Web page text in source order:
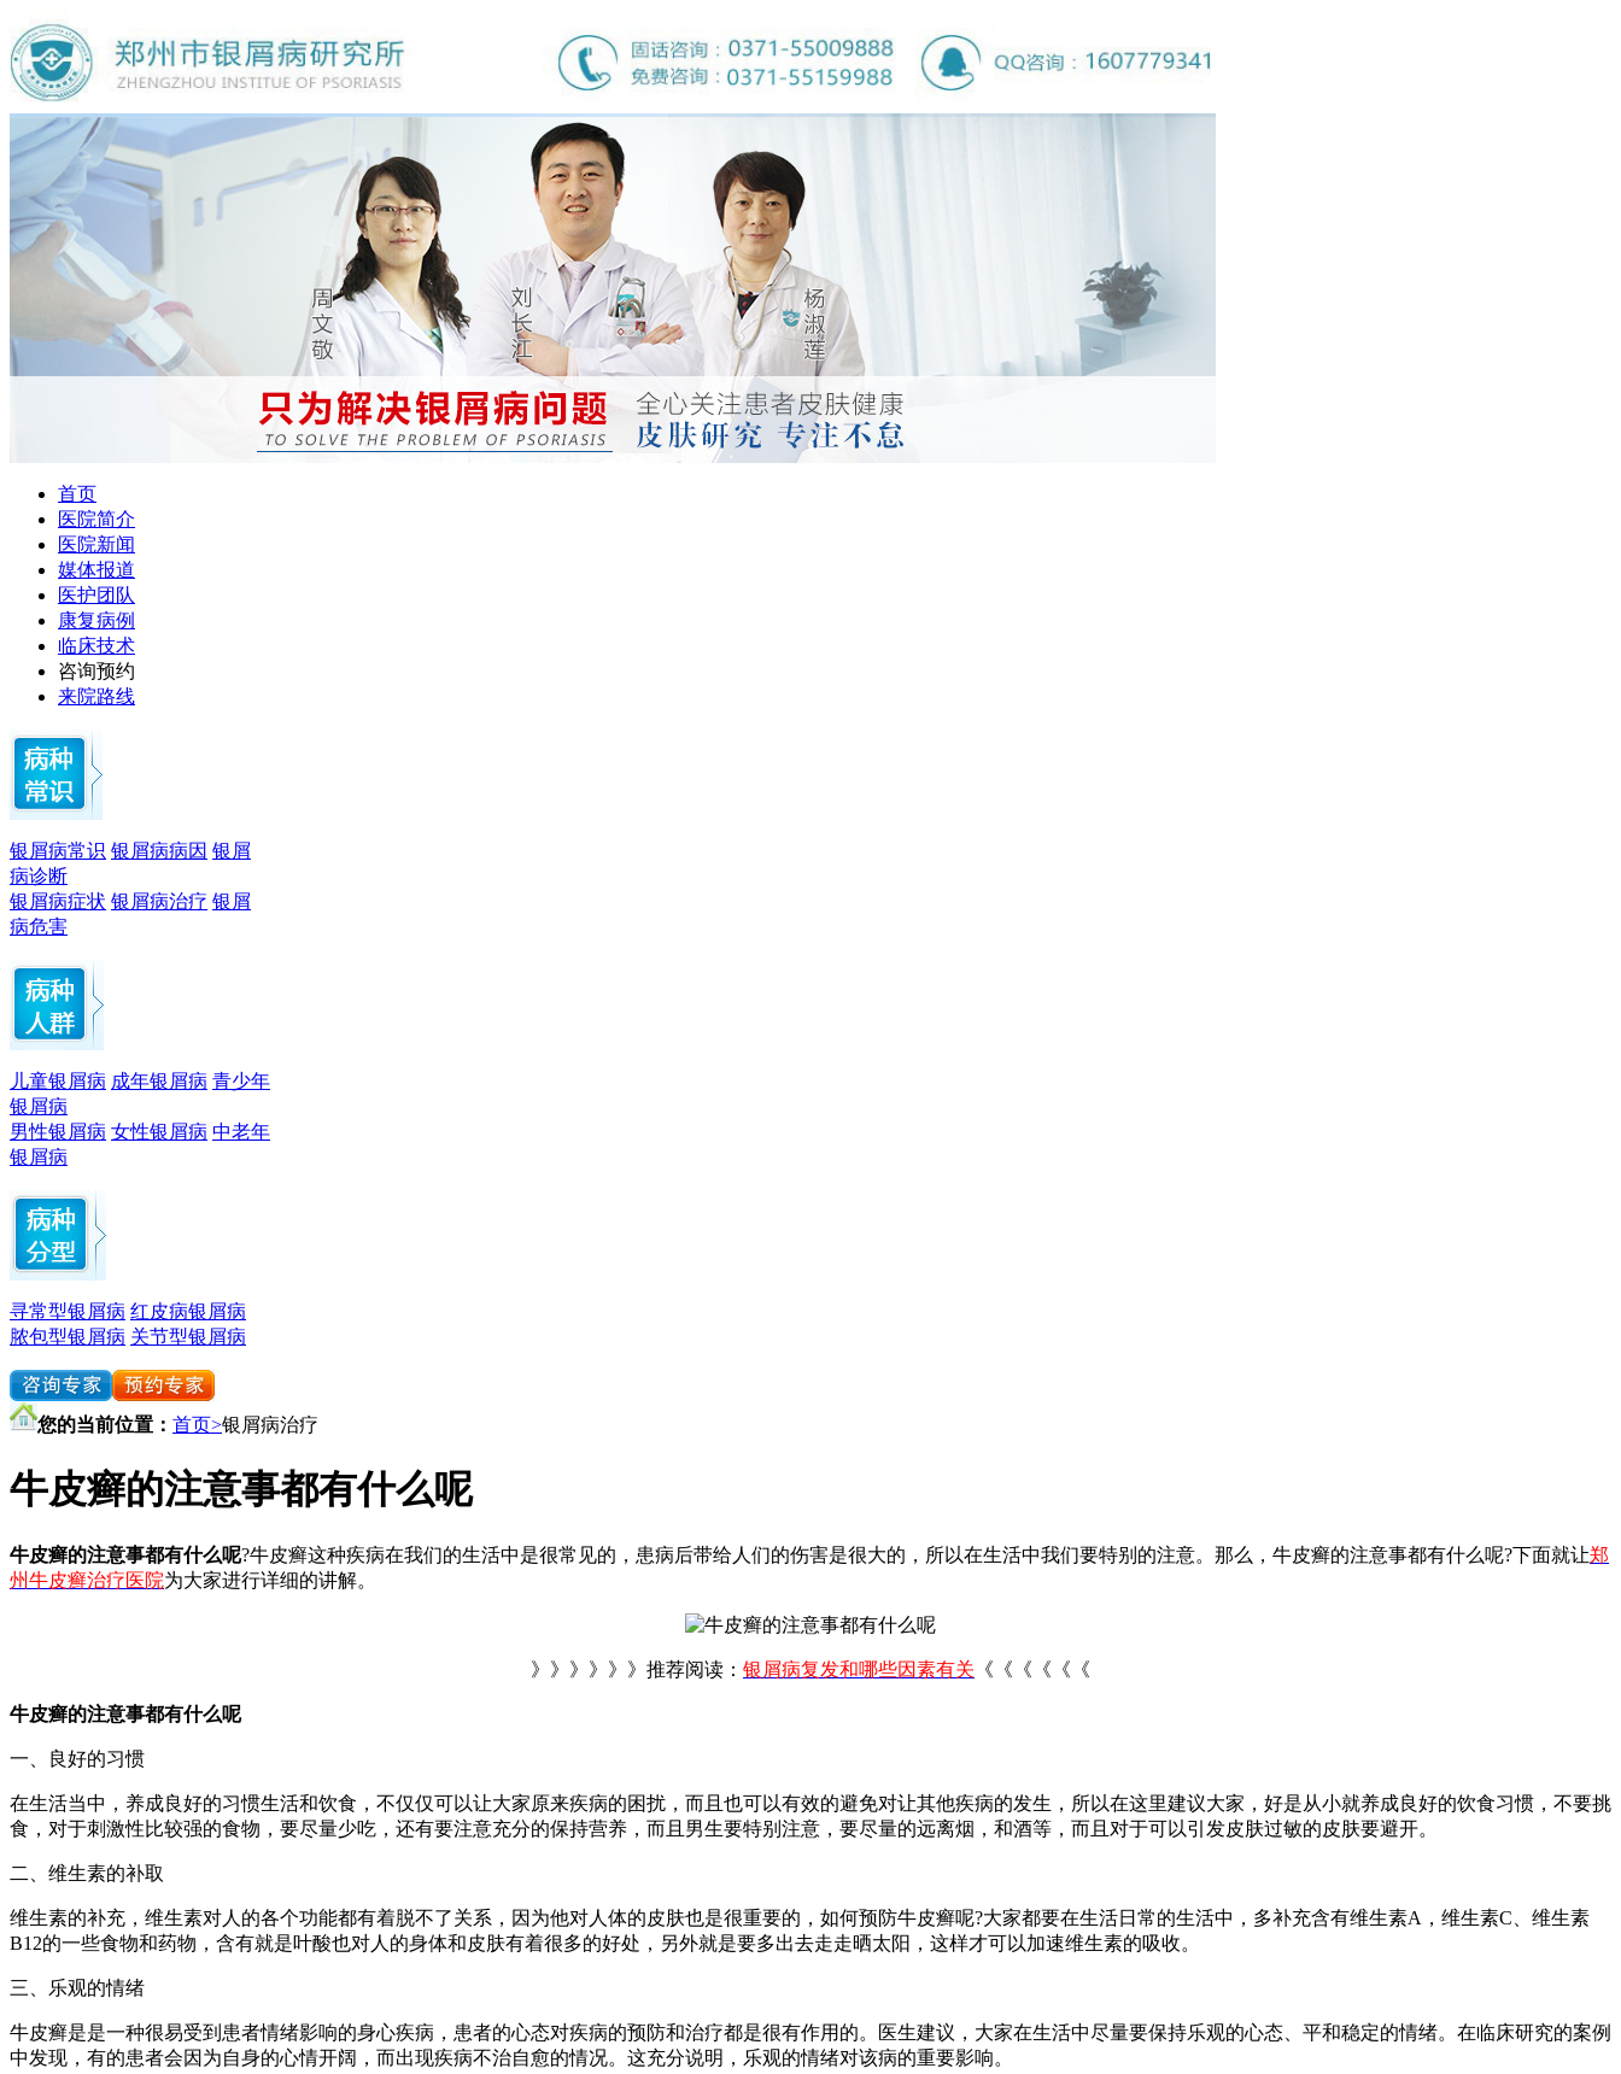
首页
医院简介
医院新闻
媒体报道
医护团队
康复病例
临床技术
咨询预约
来院路线
银屑病常识 银屑病病因 银屑
病诊断
银屑病症状 银屑病治疗 银屑
病危害
儿童银屑病 成年银屑病 青少年
银屑病
男性银屑病 女性银屑病 中老年
银屑病
寻常型银屑病 红皮病银屑病
脓包型银屑病 关节型银屑病
您的当前位置： 首页>银屑病治疗
牛皮癣的注意事都有什么呢
牛皮癣的注意事都有什么呢?牛皮癣这种疾病在我们的生活中是很常见的，患病后带给人们的伤害是很大的，所以在生活中我们要特别的注意。那么，牛皮癣的注意事都有什么呢?下面就让郑
州牛皮癣治疗医院为大家进行详细的讲解。
》》》》》》推荐阅读： 银屑病复发和哪些因素有关 《《《《《《
牛皮癣的注意事都有什么呢
一、良好的习惯
在生活当中，养成良好的习惯生活和饮食，不仅仅可以让大家原来疾病的困扰，而且也可以有效的避免对让其他疾病的发生，所以在这里建议大家，好是从小就养成良好的饮食习惯，不要挑
食，对于刺激性比较强的食物，要尽量少吃，还有要注意充分的保持营养，而且男生要特别注意，要尽量的远离烟，和酒等，而且对于可以引发皮肤过敏的皮肤要避开。
二、维生素的补取
维生素的补充，维生素对人的各个功能都有着脱不了关系，因为他对人体的皮肤也是很重要的，如何预防牛皮癣呢?大家都要在生活日常的生活中，多补充含有维生素A，维生素C、维生素
B12的一些食物和药物，含有就是叶酸也对人的身体和皮肤有着很多的好处，另外就是要多出去走走晒太阳，这样才可以加速维生素的吸收。
三、乐观的情绪
牛皮癣是是一种很易受到患者情绪影响的身心疾病，患者的心态对疾病的预防和治疗都是很有作用的。医生建议，大家在生活中尽量要保持乐观的心态、平和稳定的情绪。在临床研究的案例
中发现，有的患者会因为自身的心情开阔，而出现疾病不治自愈的情况。这充分说明，乐观的情绪对该病的重要影响。